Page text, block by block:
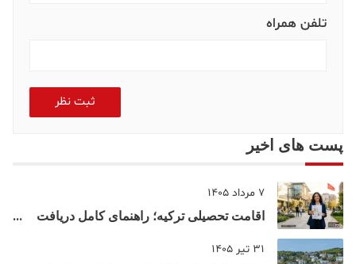
تلفن همراه
ثبت نظر
پست های اخیر
7 مرداد 1405
اقامت تحصیلی ترکیه؛ راهنمای کامل دریافت
31 تیر 1405